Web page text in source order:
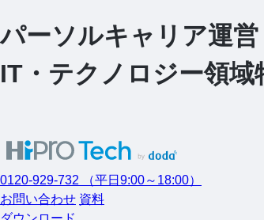
パーソルキャリア運営
IT ・ テクノロジー領
0120-929-732
（平日9:00～18:00）
お問い合わせ 資料